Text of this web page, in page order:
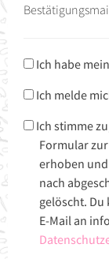
Kontrolle
Ich habe
Kontrolle2
Ich melde
Datenschutz
Ich stimme
Formular
erhoben
nach
gelöscht.
E-Mail an